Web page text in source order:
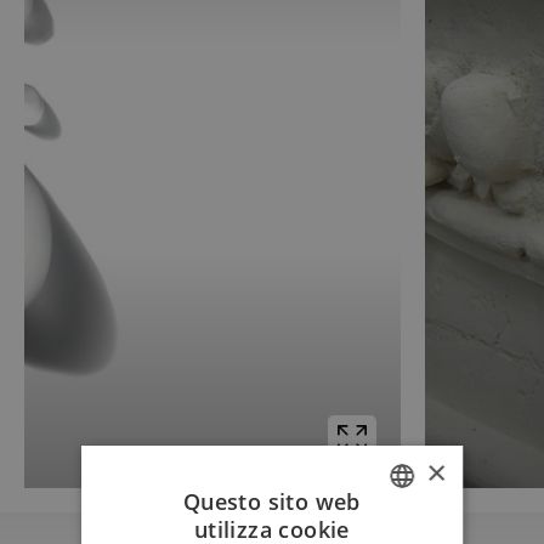
×
Questo sito web
utilizza cookie